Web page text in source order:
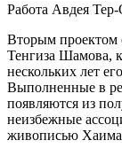
Работа Авдея Тер-
Вторым проектом
Тенгиза Шамова,
нескольких лет
Выполненные в
появляются из
неизбежные
живописью